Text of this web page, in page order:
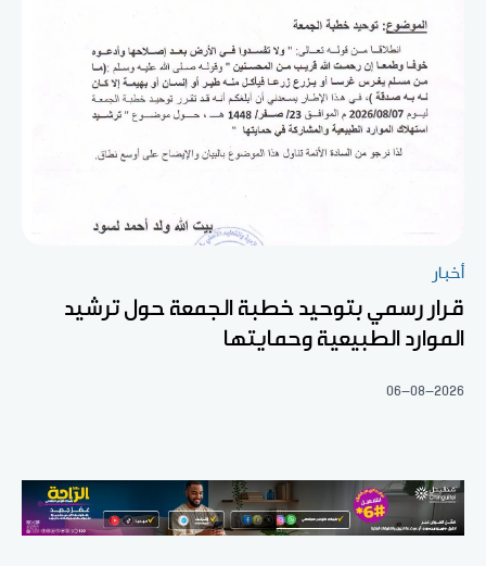
أخبار
قرار رسمي بتوحيد خطبة الجمعة حول ترشيد
الموارد الطبيعية وحمايتها
06-08-2026